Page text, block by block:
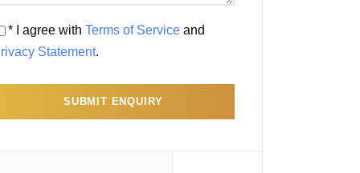
* I agree with Terms of Service and
Statement.